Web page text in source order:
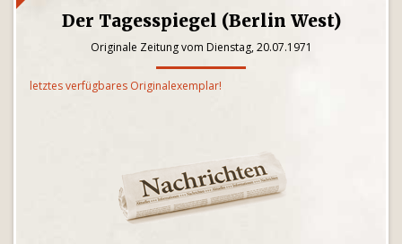
Der Tagesspiegel (Berlin West)
Originale Zeitung vom Dienstag, 20.07.1971
letztes verfügbares Originalexemplar!